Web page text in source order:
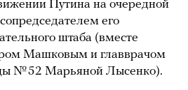
Путина на очередной
его
штаба (вместе
Машковым и главврачом
№ 52 Марьяной Лысенко).